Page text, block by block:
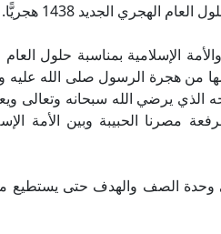
الجديد 1438 هجريًّا.
الإسلامية بمناسبة حلول العام
من هجرة الرسول صلى الله
الذي يرضي الله سبحانه وتعالى
مصرنا الحبيبة وبين الأمة
وحدة الصف والهدف حتى يستطيع